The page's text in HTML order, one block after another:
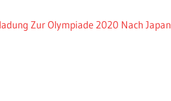
Zur Olympiade 2020 Nach Japan